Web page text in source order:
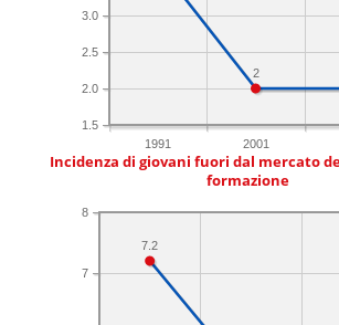
1991 2001
1.5
2.0
2.5
3.0
2
Incidenza di giovani fuori dal mercato
formazione
7
8
7.2